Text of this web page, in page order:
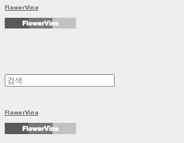
FlowerVine
FlowerVine